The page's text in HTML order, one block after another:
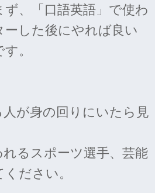
、「口語英語」で使わ
した後にやれば良い
。
が身の回りにいたら見
るスポーツ選手、芸能
ださい。